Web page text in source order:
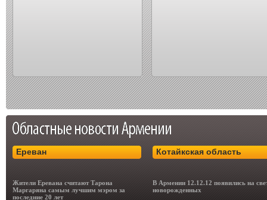
Ереван
Жители Еревана считают Тарона
Маргаряна самым лучшим мэром за
последние 20 лет
Котайкская область
В Армении 12.12.12 появились на
новорожденных